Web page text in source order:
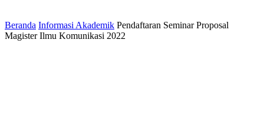
Beranda Informasi Akademik Pendaftaran Seminar Proposal
Magister Ilmu Komunikasi 2022